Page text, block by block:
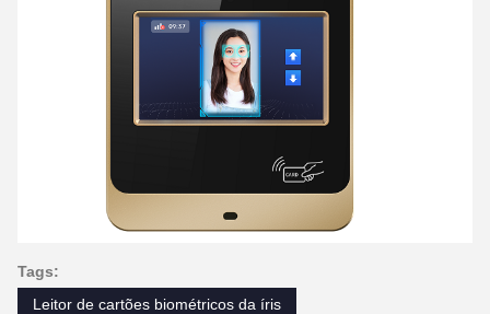
Tags:
Leitor de cartões biométricos da íris